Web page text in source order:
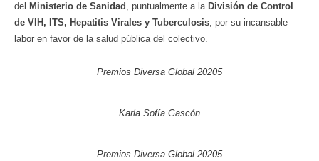
del Ministerio de Sanidad , puntualmente a la División de Control
de VIH, ITS, Hepatitis Virales y Tuberculosis, por su incansable
labor en favor de la salud pública del colectivo.
Premios Diversa Global 20205
Karla Sofía Gascón
Premios Diversa Global 20205